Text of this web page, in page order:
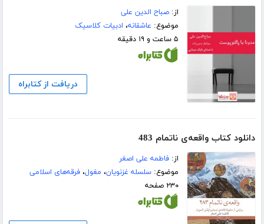
از:صباح الدین علی
موضوع: عاشقانه، ادبیات کلاسیک
۵ ساعت و ۱۹ دقیقه
دریافت از کتابراه
دانلود کتاب واقعه‌ی ناتمام 483
از:فاطمه علی اصغر
موضوع:سلسله غزنویان، مغول،فرقه‌های اسلامی
۲۳۰ صفحه